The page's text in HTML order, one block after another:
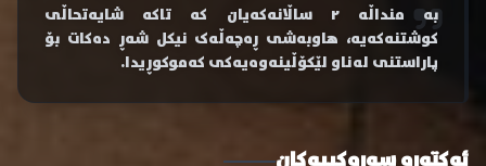
بە منداڵە ٢ ساڵانەکەیان کە تاکە شایەتحاڵی
کوشتنەکەیە، هاوبەشی ڕەچەڵەک نیکل شەڕ دەکات بۆ
پاراستنی لەناو لێکۆڵینەوەیەکی کەموکوڕیدا.